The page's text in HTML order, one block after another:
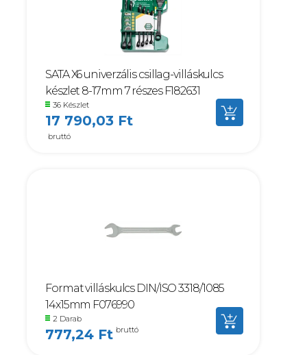
SATA X6 univerzális csillag-villáskulcs
készlet 8-17mm 7 részes F182631
36 Készlet
17 790,03 Ft
bruttó
Format villáskulcs DIN/ISO 3318/1085
14x15mm F076990
2 Darab
777,24 Ft bruttó